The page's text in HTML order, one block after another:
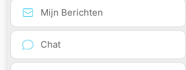
Mijn Berichten
Chat